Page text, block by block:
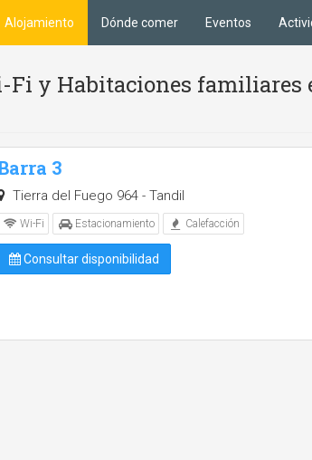
Alojamiento Dónde comer Eventos
Fi y Habitaciones familiares
3
Tierra del Fuego 964 - Tandil
Wi-Fi Estacionamiento Calefacción
Consultar disponibilidad